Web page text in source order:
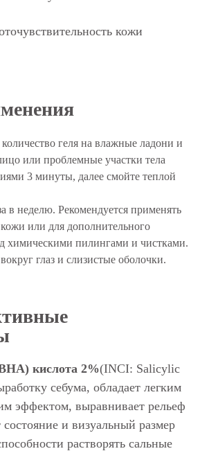
кожи
геля на влажные ладони и
или проблемные участки тела
3 минуты, далее смойте теплой
в неделю. Рекомендуется применять
или для дополнительного
химическими пилингами и чистками.
глаз и слизистые оболочки.
кислота 2%(INCI: Salicylic
себума, обладает легким
эффектом, выравнивает рельеф
и визуальный размер
растворять сальные